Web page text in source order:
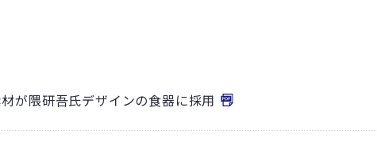
が隈研吾氏デザインの食器に採用